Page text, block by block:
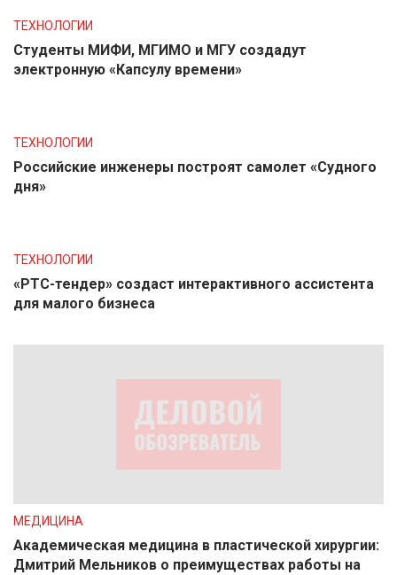
ТЕХНОЛОГИИ
Студенты МИФИ, МГИМО и МГУ создадут
электронную «Капсулу времени»
ТЕХНОЛОГИИ
Российские инженеры построят самолет «Судного
дня»
ТЕХНОЛОГИИ
«РТС-тендер» создаст интерактивного ассистента
для малого бизнеса
МЕДИЦИНА
Академическая медицина в пластической хирургии:
Дмитрий Мельников о преимуществах работы на